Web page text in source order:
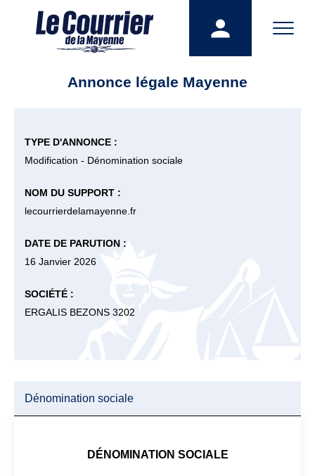
Annonce légale Mayenne
TYPE D'ANNONCE :
Modification - Dénomination sociale
NOM DU SUPPORT :
lecourrierdelamayenne.fr
DATE DE PARUTION :
16 Janvier 2026
SOCIÉTÉ :
ERGALIS BEZONS 3202
Dénomination sociale
DÉNOMINATION SOCIALE